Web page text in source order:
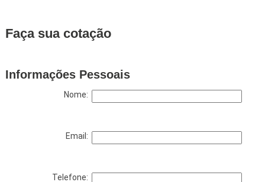
Faça sua cotação
Informações Pessoais
Nome:
Email:
Telefone: